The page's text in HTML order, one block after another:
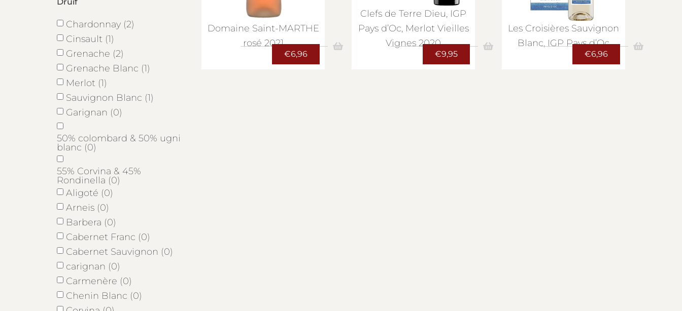
Druif
Chardonnay (2)
Cinsault (1)
Grenache (2)
Grenache Blanc (1)
Merlot (1)
Sauvignon Blanc (1)
Garignan (0)
50% colombard & 50% ugni
blanc (0)
55% Corvina & 45%
Rondinella (0)
Aligoté (0)
Arneis (0)
Barbera (0)
Cabernet Franc (0)
Cabernet Sauvignon (0)
carignan (0)
Carmenère (0)
Chenin Blanc (0)
Domaine Saint-MARTHE
rosé 2021
€6,96
Clefs de Terre Dieu, IGP
Pays d’Oc, Merlot Vieilles
Vignes 2020
€9,95
Les Croisières Sauvignon
Blanc, IGP Pays d’Oc
€6,96